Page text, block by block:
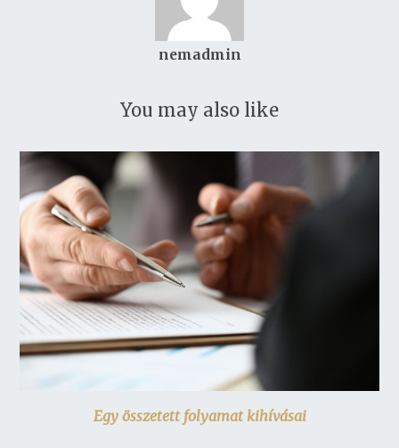
nemadmin
You may also like
Egy összetett folyamat kihívásai